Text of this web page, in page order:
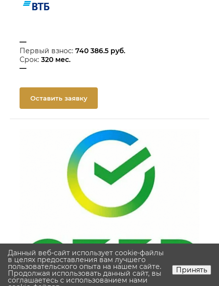
—
Первый взнос: 740 386.5 руб.
Срок: 320 мес.
—
Оставить заявку
Данный веб-сайт использует cookie-файлы
в целях предоставления вам лучшего
пользовательского опыта на нашем сайте.
Продолжая использовать данный сайт, вы
соглашаетесь с использованием нами
Принять